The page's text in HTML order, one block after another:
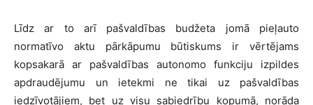
Līdz ar to arī pašvaldības budžeta jomā pieļauto
normatīvo aktu pārkāpumu būtiskums ir vērtējams
kopsakarā ar pašvaldības autonomo funkciju izpildes
apdraudējumu un ietekmi ne tikai uz pašvaldības
iedzīvotājiem, bet uz visu sabiedrību kopumā, norāda